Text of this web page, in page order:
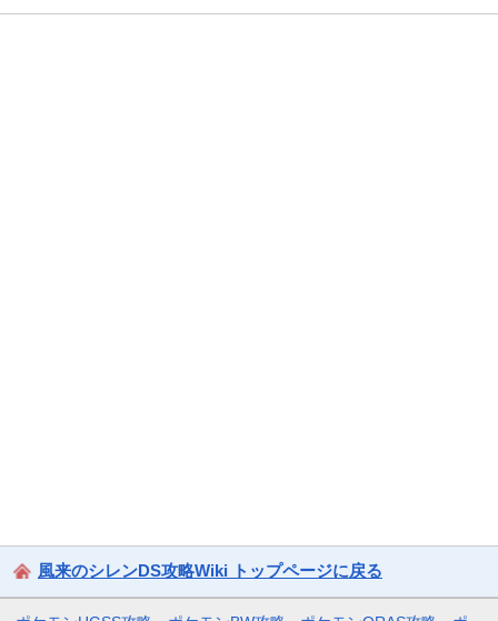
風来のシレンDS攻略Wiki トップページに戻る